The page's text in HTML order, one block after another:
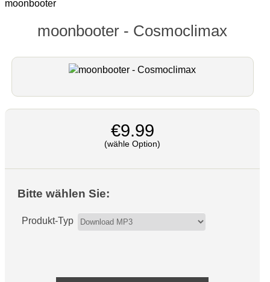
moonbooter
moonbooter - Cosmoclimax
€9.99
(wähle Option)
Bitte wählen Sie:
Produkt-Typ